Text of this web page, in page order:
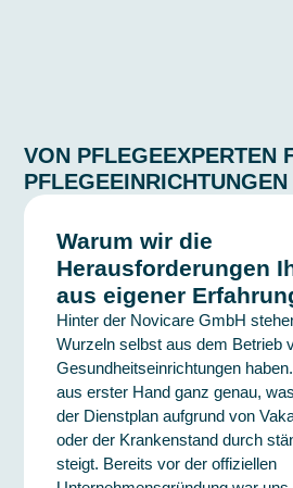
VON PFLEGEEXPERTEN
PFLEGEEINRICHTUNGEN
Warum wir die
Herausforderungen
aus eigener
Hinter der Novicare GmbH
Wurzeln selbst aus dem Betrieb
Gesundheitseinrichtungen
aus erster Hand ganz genau,
der Dienstplan aufgrund von
oder der Krankenstand durch
steigt. Bereits vor der offiziellen